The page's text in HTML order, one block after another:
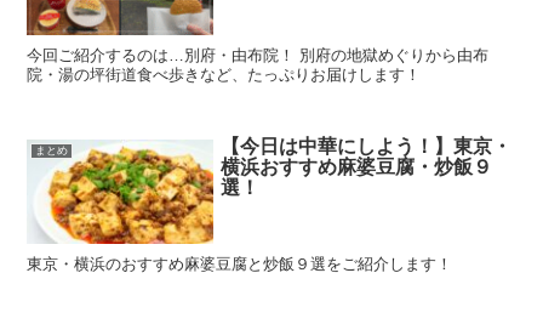
今回ご紹介するのは…別府・由布院！ 別府の地獄めぐりから由布
院・湯の坪街道食べ歩きなど、たっぷりお届けします！
まとめ
【今日は中華にしよう！】東京・
横浜おすすめ麻婆豆腐・炒飯９
選！
東京・横浜のおすすめ麻婆豆腐と炒飯９選をご紹介します！